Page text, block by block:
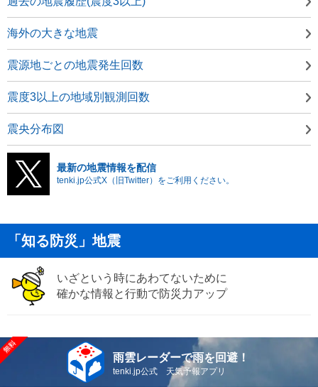
海外の大きな地震
震源地ごとの地震発生回数
震度3以上の地域別観測回数
震央分布図
最新の地震情報を配信
tenki.jp公式X（旧Twitter）をご利用ください。
「知る防災」地震
いざという時にあわてないために
確かな情報と行動で防災力アップ
雨雲レーダーで雨を回避！
tenki.jp公式 天気予報アプリ